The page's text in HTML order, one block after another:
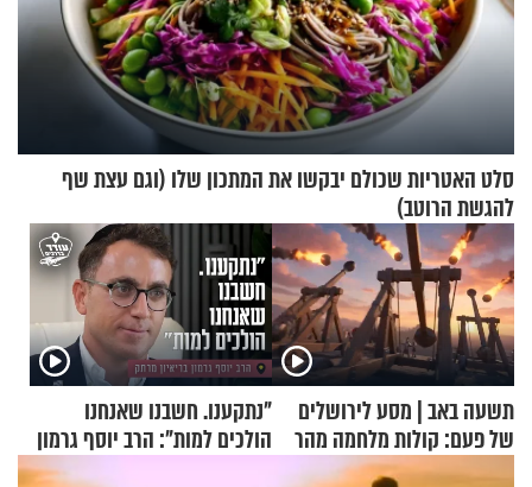
סלט האטריות שכולם יבקשו את המתכון שלו (וגם עצת שף
להגשת הרוטב)
תשעה באב | מסע לירושלים
של פעם: קולות מלחמה מהר
הזיתים
"נתקענו. חשבנו שאנחנו
הולכים למות": הרב יוסף גרמון